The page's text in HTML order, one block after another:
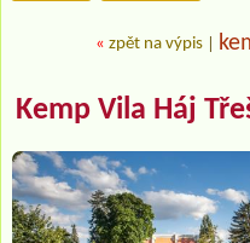
« zpět na výpis
Kemp Vila Háj